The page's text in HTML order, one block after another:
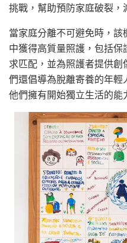
挑戰，幫助預防家庭破裂，
當家庭分離不可避免時，
中獲得高質量照護，包括
求匹配，並為照護者提供
們還倡導為脫離寄養的年
他們擁有開始獨立生活的能